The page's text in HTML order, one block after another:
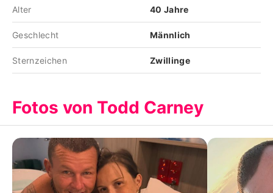
Alter 40 Jahre
Geschlecht Männlich
Sternzeichen Zwillinge
Fotos von Todd Carney